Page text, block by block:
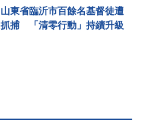
山東省臨沂市百餘名基督徒遭
抓捕 「清零行動」持續升級